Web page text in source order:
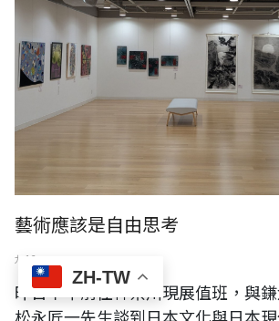
ZH-TW
藝術應該是自由思考
九 12
昨日下午前往神奈川現展值班，與